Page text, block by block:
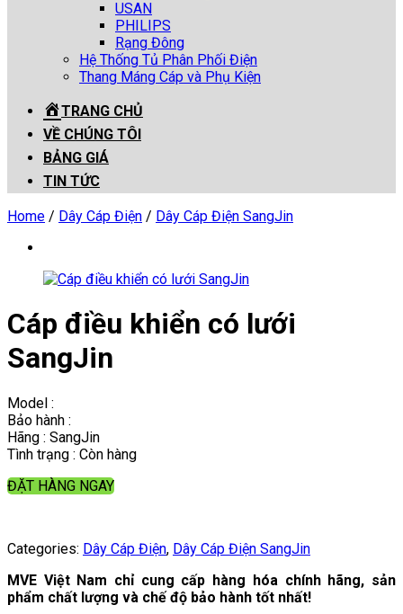
USAN
PHILIPS
Rạng Đông
Hệ Thống Tủ Phân Phối Điện
Thang Máng Cáp và Phụ Kiện
TRANG CHỦ
VỀ CHÚNG TÔI
BẢNG GIÁ
TIN TỨC
Home / Dây Cáp Điện / Dây Cáp Điện SangJin
Cáp điều khiển có lưới
SangJin
Model :
Bảo hành :
Hãng : SangJin
Tình trạng : Còn hàng
ĐẶT HÀNG NGAY
Categories: Dây Cáp Điện, Dây Cáp Điện SangJin
MVE Việt Nam chỉ cung cấp hàng hóa chính hãng, sản
phẩm chất lượng và chế độ bảo hành tốt nhất!